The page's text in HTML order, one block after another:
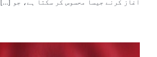
آغاز کرنے جیسا محسوس کر سکتا ہے، جو […]